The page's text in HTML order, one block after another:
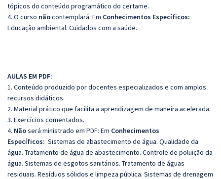
tópicos do conteúdo programático do certame.
4. O curso nãocontemplará: Em Conhecimentos Específicos:
Educação ambiental. Cuidados com a saúde.
AULAS EM PDF:
1. Conteúdo produzido por docentes especializados e com amplos
recursos didáticos.
2. Material prático que facilita a aprendizagem de maneira acelerada.
3. Exercícios comentados.
4. Nãoserá ministrado em PDF: Em Conhecimentos
Específicos: Sistemas de abastecimento de água. Qualidade da
água. Tratamento de água de abastecimento. Controle de poluição da
água. Sistemas de esgotos sanitários. Tratamento de águas
residuais. Resíduos sólidos e limpeza pública. Sistemas de drenagem